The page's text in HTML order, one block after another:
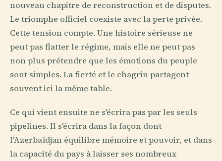
nouveau chapitre de reconstruction et de disputes.
Le triomphe officiel coexiste avec la perte privée.
Cette tension compte. Une histoire sérieuse ne
peut pas flatter le régime, mais elle ne peut pas
non plus prétendre que les émotions du peuple
sont simples. La fierté et le chagrin partagent
souvent ici la même table.
Ce qui vient ensuite ne s'écrira pas par les seuls
pipelines. Il s'écrira dans la façon dont
l'Azerbaïdjan équilibre mémoire et pouvoir, et dans
la capacité du pays à laisser ses nombreux